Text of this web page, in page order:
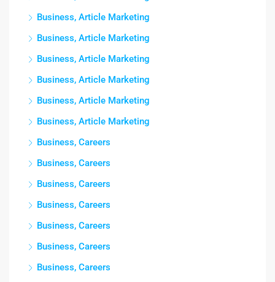
Business, Article Marketing
Business, Article Marketing
Business, Article Marketing
Business, Article Marketing
Business, Article Marketing
Business, Article Marketing
Business, Careers
Business, Careers
Business, Careers
Business, Careers
Business, Careers
Business, Careers
Business, Careers